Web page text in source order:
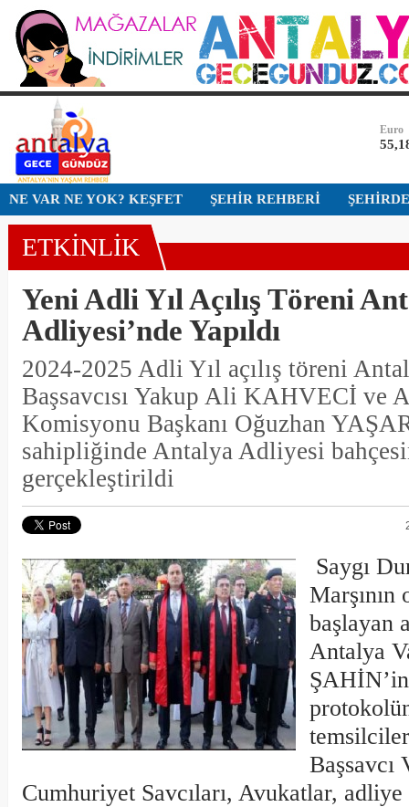
Bist-
Dolar
Euro
Altın
Dolar
NE VAR NE YOK? KEŞFET ŞEHİR REHBERİ
ETKİNLİK
Yeni Adli Yıl Açılış Töreni
Adliyesi’nde Yapıldı
2024-2025 Adli Yıl açılış töreni
Başsavcısı Yakup Ali KAHVECİ ve
Komisyonu Başkanı Oğuzhan
sahipliğinde Antalya Adliyesi
gerçekleştirildi
Saygı
Marşının
başlayan
Antalya
Cumhuriyet Savcıları, Avukatlar, adliye